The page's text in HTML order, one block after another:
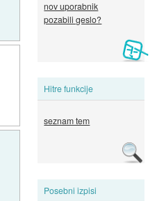
nov uporabnik
pozabili geslo?
Hitre funkcije
seznam tem
Posebni izpisi